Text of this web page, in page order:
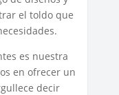
el toldo que
es nuestra
en ofrecer un
decir